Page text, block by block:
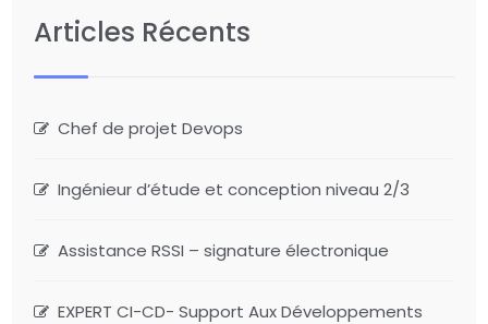
Articles Récents
Chef de projet Devops
Ingénieur d’étude et conception niveau 2/3
Assistance RSSI – signature électronique
EXPERT CI-CD- Support Aux Développements